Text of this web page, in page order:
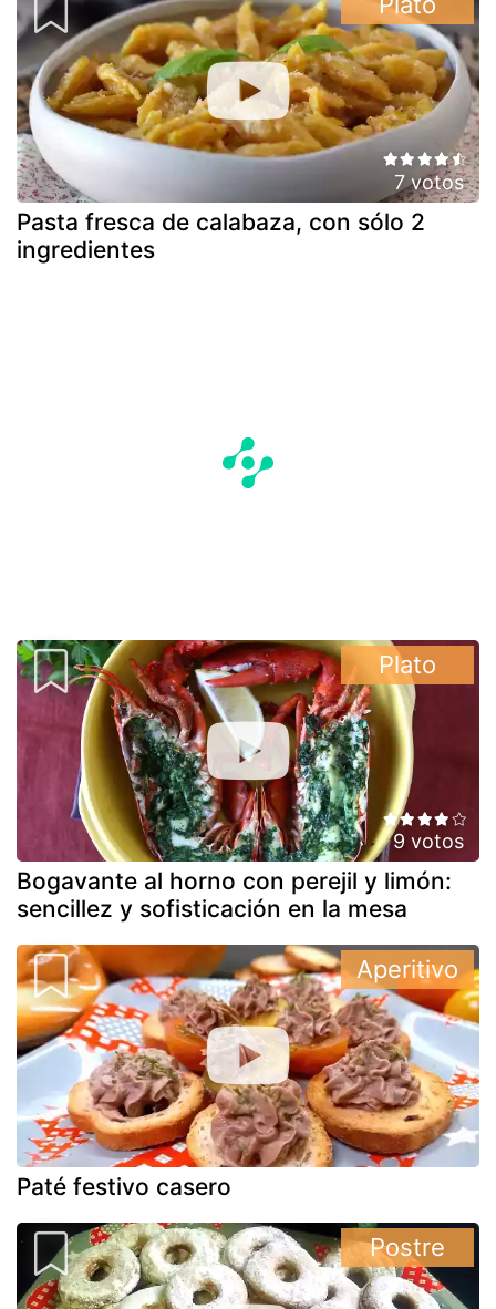
7 votos
Pasta fresca de calabaza, con sólo 2
ingredientes
9 votos
Bogavante al horno con perejil y limón:
sencillez y sofisticación en la mesa
Plato
Paté festivo casero
Aperitivo
Postre